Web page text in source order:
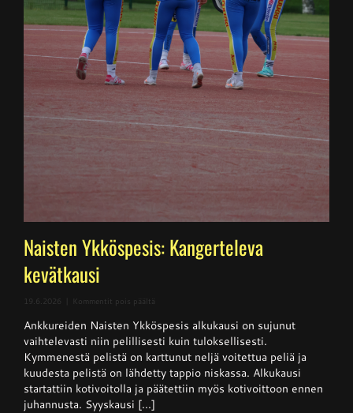
Naisten Ykköspesis: Kangerteleva
kevätkausi
19.6.2026 Kommentit pois päältä
Ykköspesis:
Kangerteleva
kevätkausi
Ankkureiden Naisten Ykköspesis alkukausi on sujunut
vaihtelevasti niin pelillisesti kuin tuloksellisesti.
Kymmenestä pelistä on karttunut neljä voitettua peliä ja
kuudesta pelistä on lähdetty tappio niskassa. Alkukausi
startattiin kotivoitolla ja päätettiin myös kotivoittoon ennen
juhannusta. Syyskausi [...]